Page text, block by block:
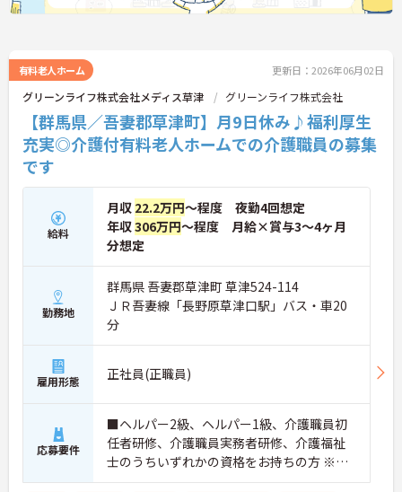
有料老人ホーム 更新日：2026年06月02日
グリーンライフ株式会社メディス草津 グリーンライフ株式会社
【群馬県／吾妻郡草津町】月9日休み♪福利厚生
充実◎介護付有料老人ホームでの介護職員の募集
です
給料
月収 22.2万円～程度 夜勤4回想定
年収306万円～程度 月給×賞与3～4ヶ月
分想定
勤務地
群馬県 吾妻郡草津町 草津524-114
ＪＲ吾妻線「長野原草津口駅」バス・車20
分
雇用形態 正社員(正職員)
応募要件
■ヘルパー2級、ヘルパー1級、介護職員初
任者研修、介護職員実務者研修、介護福祉
士のうちいずれかの資格をお持ちの方 ※無
資格の方は応相談